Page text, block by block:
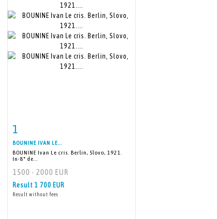
1
BOUNINE IVAN LE...
BOUNINE Ivan Le cris. Berlin, Slovo, 1921.
In-8° de...
1500 - 2000 EUR
Result 1 700 EUR
Result without fees